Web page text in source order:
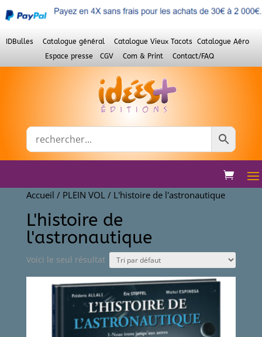
IDBulles Catalogue général Catalogue Vieux Tacots
Catalogue Aéro
Espace presseCGV Com & Print Contact/FAQ
Accueil / PLEIN VOL/ L'histoire de l'astronautique
L'histoire de
l'astronautique
Voici le seul résultat